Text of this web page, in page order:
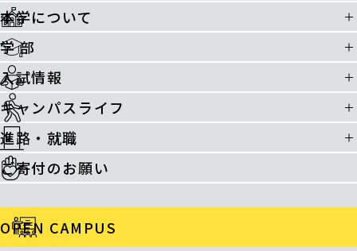
本学について
学 部
入試情報
キャンパスライフ
進路・就職
ご寄付のお願い
OPEN CAMPUS